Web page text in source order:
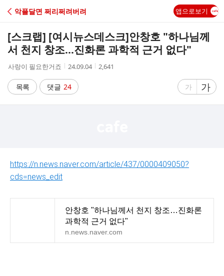
C
A
악플달면 쩌리쩌려버려 앱으로보기
[스크랩] [여시뉴스데스크]안창호 "하나님께
서 천지 창조…진화론 과학적 근거 없다"
작
자
사랑이 필요한거죠
작
시
간
24.09.04
조
2,641
목록 댓글 24
글
게
가
글
자
가
https://n.news.naver.com/article/437/0000409050?
cds=news_edit
안창호 "하나님께서 천지 창조…진화론
과학적 근거 없다"
n.news.naver.com